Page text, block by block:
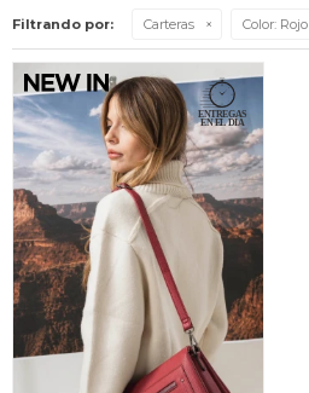
Filtrando por: Carteras Color: Rojo